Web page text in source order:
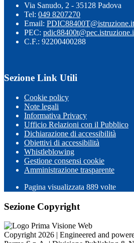
Via Sanudo, 2 - 35128 Padova
Tel: 049 8207270
Email: PDIC88400T@istruzione.it
PEC:
C.F.: 92200400288
Sezione Link Utili
Cookie policy
Note legali
Informativa Privacy
Ufficio Relazioni con il Pubblico
Dichiarazione di accessibilità
Obiettivi di accessibilità
Whistleblowing
Gestione consensi cookie
Amministrazione trasparente
Pagina visualizzata 889 volte
Sezione Copyright
Copyright 2026 | Engineered and